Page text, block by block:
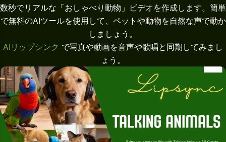
数秒でリアルな「おしゃべり動物」ビデオを作成します。簡単
で無料のAIツールを使用して、ペットや動物を自然な声で動か
しましょう。
AIリップシンク で写真や動画を音声や歌唱と同期してみまし
ょう。